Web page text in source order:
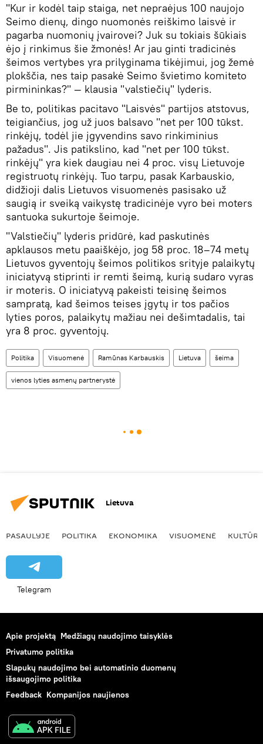
"Kur ir kodėl taip staiga, net nepraėjus 100 naujojo
Seimo dienų, dingo nuomonės reiškimo laisvė ir
pagarba nuomonių įvairovei? Juk su tokiais šūkiais
ėjo į rinkimus šie žmonės! Ar jau ginti tradicinės
šeimos vertybes yra prilyginama tikėjimui, jog žemė
plokščia, nes taip pasakė Seimo švietimo komiteto
pirmininkas?" — klausia "valstiečių" lyderis.
Be to, politikas pacitavo "Laisvės" partijos atstovus,
teigiančius, jog už juos balsavo "net per 100 tūkst.
rinkėjų, todėl jie įgyvendins savo rinkiminius
pažadus". Jis patikslino, kad "net per 100 tūkst.
rinkėjų" yra kiek daugiau nei 4 proc. visų Lietuvoje
registruotų rinkėjų. Tuo tarpu, pasak Karbauskio,
didžioji dalis Lietuvos visuomenės pasisako už
saugią ir sveiką vaikystę tradicinėje vyro bei moters
santuoka sukurtoje šeimoje.
"Valstiečių" lyderis pridūrė, kad paskutinės
apklausos metu paaiškėjo, jog 58 proc. 18–74 metų
Lietuvos gyventojų šeimos politikos srityje palaikytų
iniciatyvą stiprinti ir remti šeimą, kurią sudaro vyras
ir moteris. O iniciatyvą pakeisti teisinę šeimos
sampratą, kad šeimos teises įgytų ir tos pačios
lyties poros, palaikytų mažiau nei dešimtadalis, tai
yra 8 proc. gyventojų.
Politika Visuomenė Ramūnas Karbauskis Lietuva šeima
vienos lyties asmenų partnerystė
Lietuva
PASAULYJE POLITIKA EKONOMIKA VISUOMENĖ KULTŪRA
Telegram
Apie projektą Medžiagų naudojimo taisyklės
Privatumo politika
Slapukų naudojimo bei automatinio duomenų
išsaugojimo politika
Feedback Kompanijos naujienos